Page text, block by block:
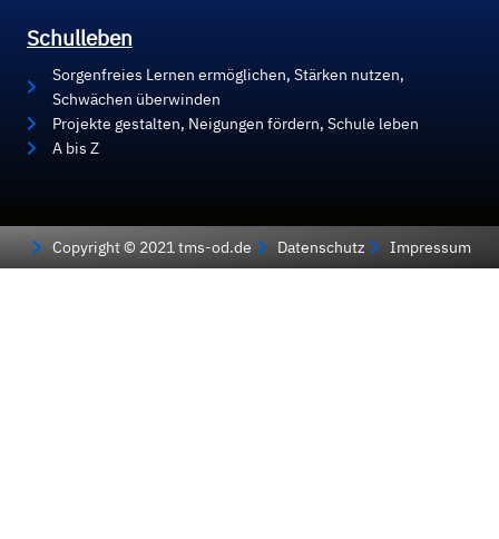
Schulleben
Sorgenfreies Lernen ermöglichen, Stärken nutzen,
Schwächen überwinden
Projekte gestalten, Neigungen fördern, Schule leben
A bis Z
Copyright © 2021 tms-od.de Datenschutz Impressum